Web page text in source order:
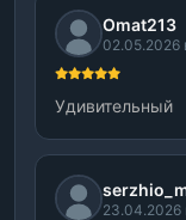
Omat213
02.05.2026
Удивительный
23.04.2026